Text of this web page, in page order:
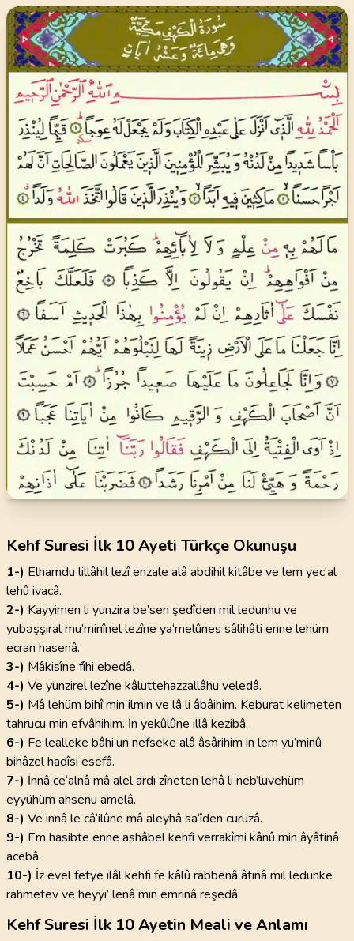
Kehf Suresi İlk 10 Ayeti Türkçe Okunuşu
1-) Elhamdu lillâhil lezî enzale alâ abdihil kitâbe ve lem yec‘al
lehû ivacâ.
2-) Kayyimen li yunzira be’sen şedîden mil ledunhu ve
yubəşşiral mu’minînel lezîne ya‘melûnes sâlihâti enne lehüm
ecran hasenâ.
3-) Mâkisîne fîhi ebedâ.
4-) Ve yunzirel lezîne kâluttehazzallâhu veledâ.
5-) Mâ lehüm bihî min ilmin ve lâ li âbâihim. Keburat kelimeten
tahrucu min efvâhihim. İn yekûlûne illâ kezibâ.
6-) Fe lealleke bâhi‘un nefseke alâ âsârihim in lem yu’minû
bihâzel hadîsi esefâ.
7-) İnnâ ce‘alnâ mâ alel ardı zîneten lehâ li neb’luvehüm
eyyühüm ahsenu amelâ.
8-) Ve innâ le câ‘ilûne mâ aleyhâ sa‘îden curuzâ.
9-) Em hasibte enne ashâbel kehfi verrakîmi kânû min âyâtinâ
acebâ.
10-) İz evel fetye ilâl kehfi fe kâlû rabbenâ âtinâ mil ledunke
rahmetev ve heyyi’ lenâ min emrinâ reşedâ.
Kehf Suresi İlk 10 Ayetin Meali ve Anlamı